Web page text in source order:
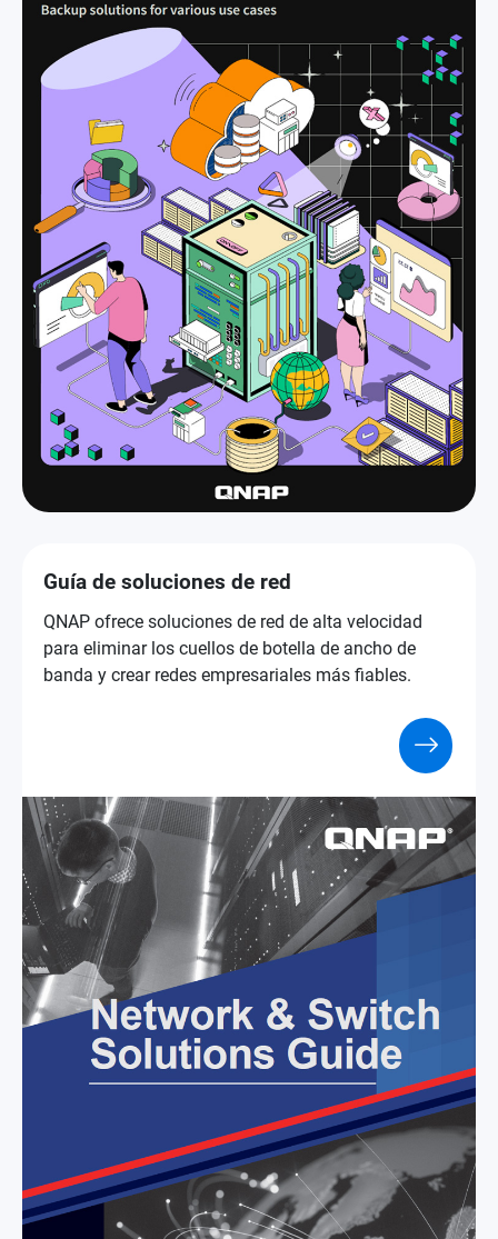
Guía de soluciones de red
QNAP ofrece soluciones de red de alta velocidad
para eliminar los cuellos de botella de ancho de
banda y crear redes empresariales más fiables.